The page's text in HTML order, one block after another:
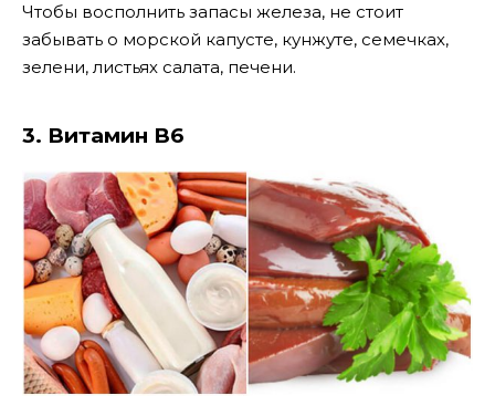
Чтобы восполнить запасы железа, не стоит
забывать о морской капусте, кунжуте, семечках,
зелени, листьях салата, печени.
3. Витамин В6